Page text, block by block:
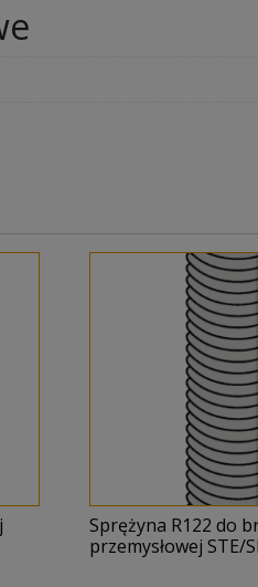
Sprężyna R122 do
przemysłowej STE/